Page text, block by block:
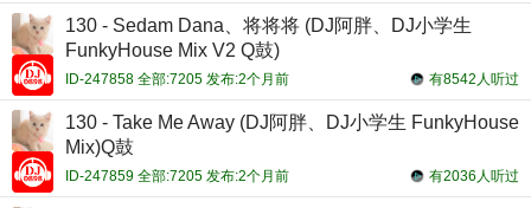
130 - Sedam Dana、将将将 (DJ阿胖、DJ小学生
FunkyHouse Mix V2 Q鼓)
有8542人听过
ID-247858 全部:7205 发布:2个月前
130 - Take Me Away (DJ阿胖、DJ小学生 FunkyHouse
Mix)Q鼓
有2036人听过
ID-247859 全部:7205 发布:2个月前